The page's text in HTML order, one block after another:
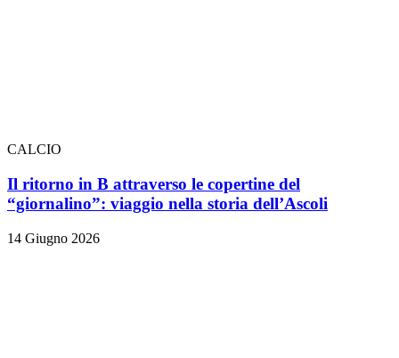
CALCIO
Il ritorno in B attraverso le copertine del
“giornalino”: viaggio nella storia dell’Ascoli
14 Giugno 2026